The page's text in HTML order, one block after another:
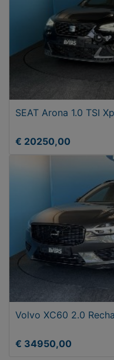
SEAT Arona 1.0 TSI
€ 20250,00
Volvo XC60 2.0
€ 34950,00